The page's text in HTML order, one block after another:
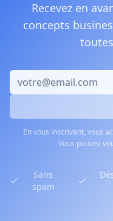
Recevez en
concepts
En vous inscrivant, vous
Vous pouvez
Sans
spam